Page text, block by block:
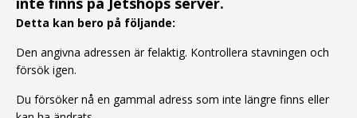
Detta kan bero på följande:
Den angivna adressen är felaktig. Kontrollera stavningen och
försök igen.
Du försöker nå en gammal adress som inte längre finns eller